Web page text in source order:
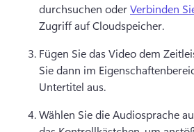
durchsuchen oder Verbinden
Zugriff auf Cloudspeicher.
Fügen Sie das Video dem
Sie dann im
Untertitel aus.
Wählen Sie die Audiosprache